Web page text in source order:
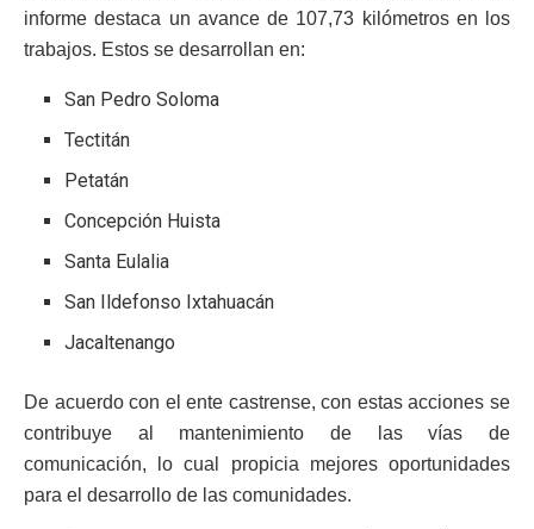
informe destaca un avance de 107,73 kilómetros en los
trabajos. Estos se desarrollan en:
San Pedro Soloma
Tectitán
Petatán
Concepción Huista
Santa Eulalia
San Ildefonso Ixtahuacán
Jacaltenango
De acuerdo con el ente castrense, con estas acciones se
contribuye al mantenimiento de las vías de
comunicación, lo cual propicia mejores oportunidades
para el desarrollo de las comunidades.